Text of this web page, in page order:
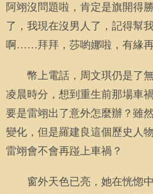
阿翊沒問題啦，肯定是旗開
了，我現在沒男人了，記得幫
啊……拜拜，莎喲娜啦，有緣
幣上電話，周文琪仍是了
凌晨時分，想到重生前那場車
要是雷翊出了意外怎麼辦？雖
變化，但是羅建良這個歷史人
雷翊會不會再踫上車禍？
窗外天色已亮，她在恍惚